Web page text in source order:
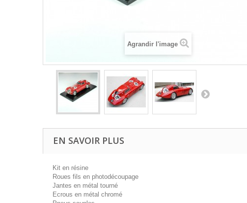
Agrandir l'image
EN SAVOIR PLUS
Kit en résine
Roues fils en photodécoupage
Jantes en métal tourné
Ecrous en métal chromé